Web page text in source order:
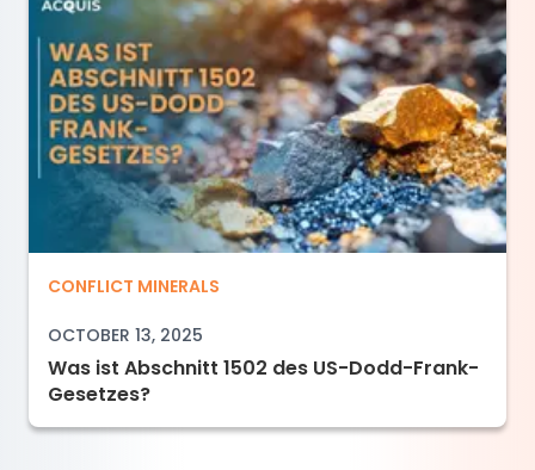
Was ist Abschnitt 1502 des US-Dodd-Frank-
CONFLICT MINERALS
OCTOBER 13, 2025
Was ist Abschnitt 1502 des US-Dodd-Frank-
Gesetzes?